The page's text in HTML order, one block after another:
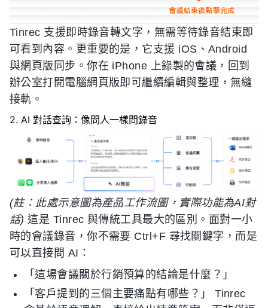
Tinrec 支援即時錄音轉文字，無需等待錄音結束即
可看到內容。更重要的是，它支援 iOS、Android
與網頁版同步。你在 iPhone 上錄製的會議，回到
辦公室打開電腦網頁版即可繼續編輯與整理，無縫
接軌。
2. AI 對話查詢：像問人一樣問錄音
(註：此處示意圖為產品工作流圖，實際功能為AI對
話) 這是 Tinrec 與傳統工具最大的區別。面對一小
時的會議錄音，你不需要 Ctrl+F 尋找關鍵字，而是
可以直接問 AI：
「這場會議關於行銷預算的結論是什麼？」
「客戶提到的三個主要痛點有哪些？」 Tinrec